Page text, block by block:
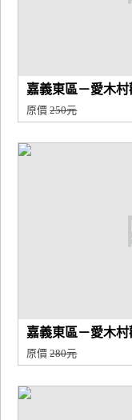
嘉義東區－愛木
原價250元
嘉義東區－愛木
原價280元